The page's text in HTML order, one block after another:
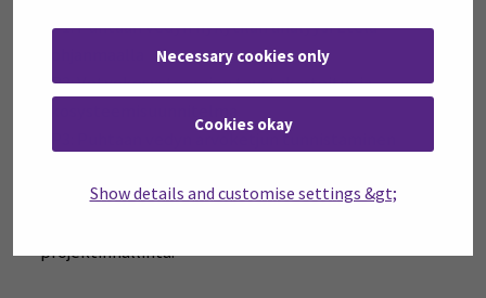
Necessary cookies only
Cookies okay
Show details and customise settings &gt;
TP1: Puhtaan vedyn nykytilan analyysi Etelä-
TP2: Vetyekosysteemien taustakartoitus ja
TP3: Puhtaan vedyn arvoketjun tunnistaminen
hankeideoiden tunnistamien
projektinhallinta.